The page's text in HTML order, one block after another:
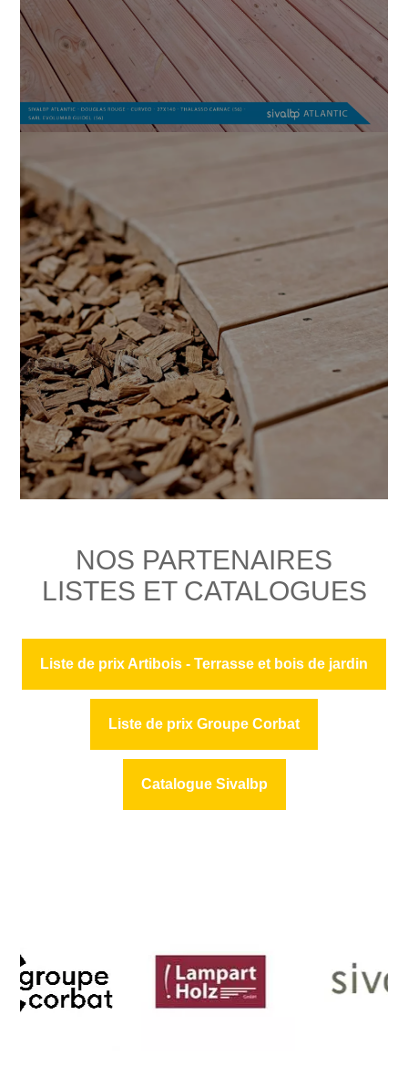
NOS PARTENAIRES
LISTES ET CATALOGUES
Liste de prix Artibois - Terrasse et bois de jardin
Liste de prix Groupe Corbat
Catalogue Sivalbp